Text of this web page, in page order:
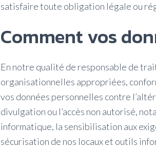
satisfaire toute obligation légale ou
Comment vos
En notre qualité de responsable de
organisationnelles appropriées,
vos données personnelles contre
divulgation ou l’accès non autorisé,
informatique, la sensibilisation aux
sécurisation de nos locaux et outils